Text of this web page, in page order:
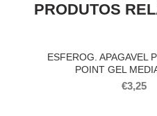
PRODUTOS
ESFEROG. APAGAVEL
POINT GEL
€3,25